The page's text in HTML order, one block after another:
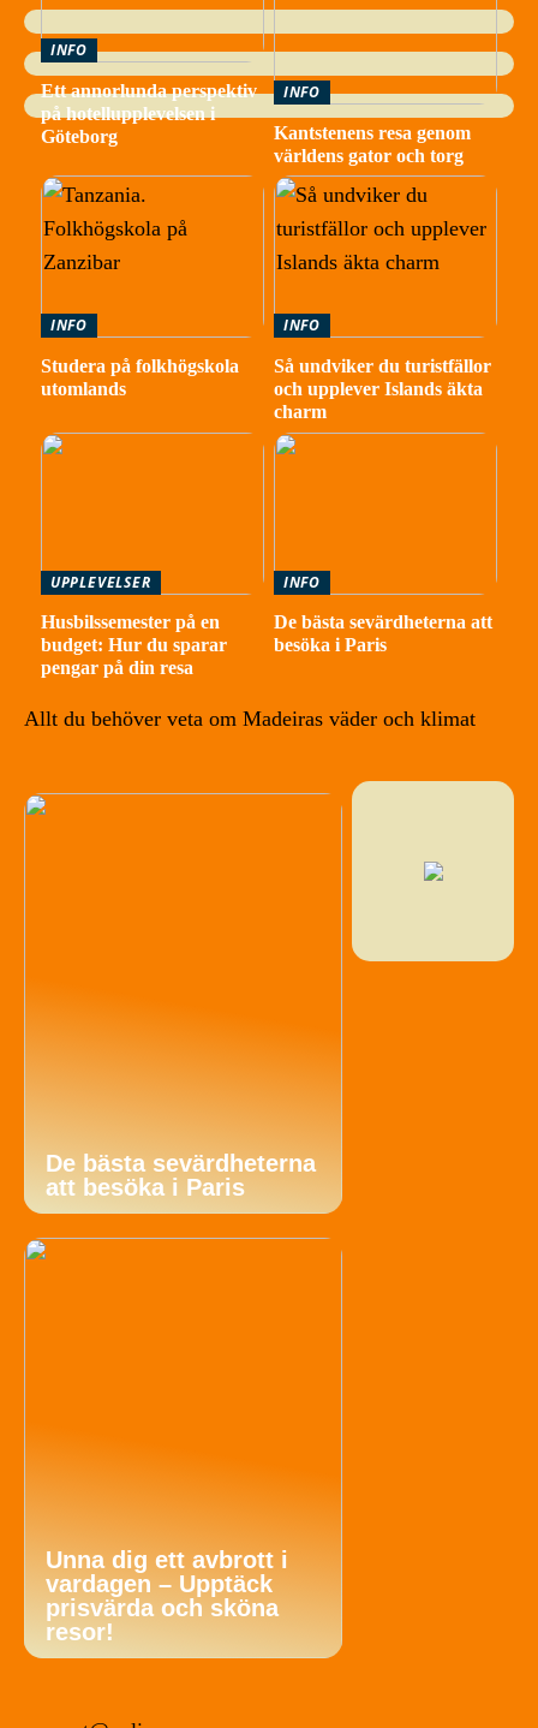
INFO
Ett annorlunda perspektiv
på hotellupplevelsen i
Göteborg
INFO
Kantstenens resa genom
världens gator och torg
INFO
Studera på folkhögskola
utomlands
INFO
Så undviker du turistfällor
och upplever Islands äkta
charm
UPPLEVELSER
Husbilssemester på en
budget: Hur du sparar
pengar på din resa
INFO
De bästa sevärdheterna att
besöka i Paris
Allt du behöver veta om Madeiras väder och klimat
De bästa sevärdheterna
att besöka i Paris
Unna dig ett avbrott i
vardagen – Upptäck
prisvärda och sköna
resor!